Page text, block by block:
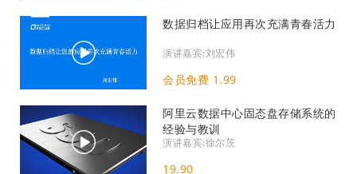
数据归档让应用再次充满青春活力
演讲嘉宾:刘宏伟
会员免费 1.99
阿里云数据中心固态盘存储系统的
经验与教训
演讲嘉宾:徐尔茨
19.90